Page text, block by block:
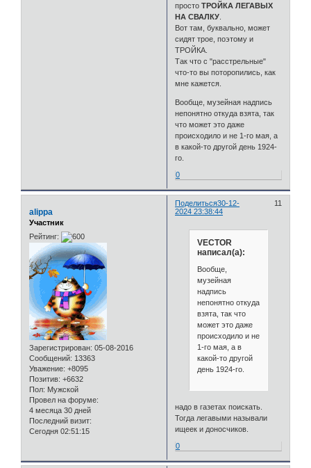
простоТРОЙКА ЛЕГАВЫХ
НА СВАЛКУ.
Вот там, буквально, может
сидят трое, поэтому и
ТРОЙКА.
Так что с "расстрельные"
что-то вы поторопились, как
мне кажется.
Вообще, музейная надпись
непонятно откуда взята, так
что может это даже
происходило и не 1-го мая, а
в какой-то другой день 1924-
го.
0
Поделиться 11
30-12-
2024 23:38:44
alippa
Участник
Рейтинг:
Зарегистрирован: 05-08-2016
Сообщений: 13363
Уважение: +8095
Позитив: +6632
Пол: Мужской
Провел на форуме:
4 месяца 30 дней
Последний визит:
Сегодня 02:51:15
VECTOR
написал(а):
Вообще,
музейная
надпись
непонятно откуда
взята, так что
может это даже
происходило и не
1-го мая, а в
какой-то другой
день 1924-го.
надо в газетах поискать.
Тогда легавыми называли
ищеек и доносчиков.
0